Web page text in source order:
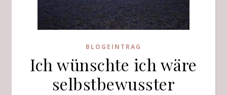
BLOGEINTRAG
Ich wünschte ich wäre
selbstbewusster